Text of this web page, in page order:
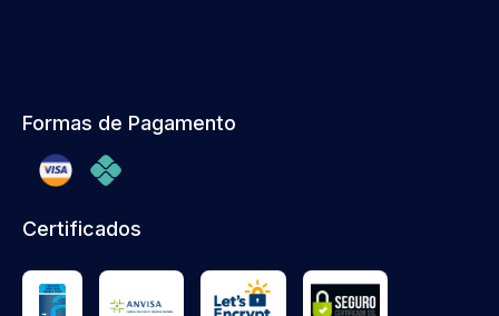
Formas de Pagamento
Certificados